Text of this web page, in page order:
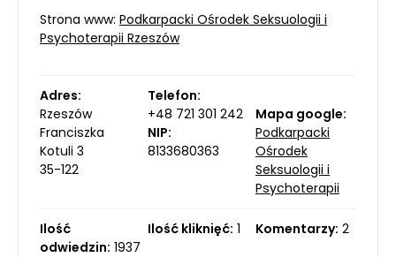
Strona www: Podkarpacki Ośrodek Seksuologii i
Psychoterapii Rzeszów
Adres:
Rzeszów
Franciszka
Kotuli 3
35-122
Telefon:
+48 721 301 242
NIP:
8133680363
Mapa google:
Podkarpacki
Ośrodek
Seksuologii i
Psychoterapii
Ilość
odwiedzin: 1937
Ilość kliknięć: 1 Komentarzy: 2